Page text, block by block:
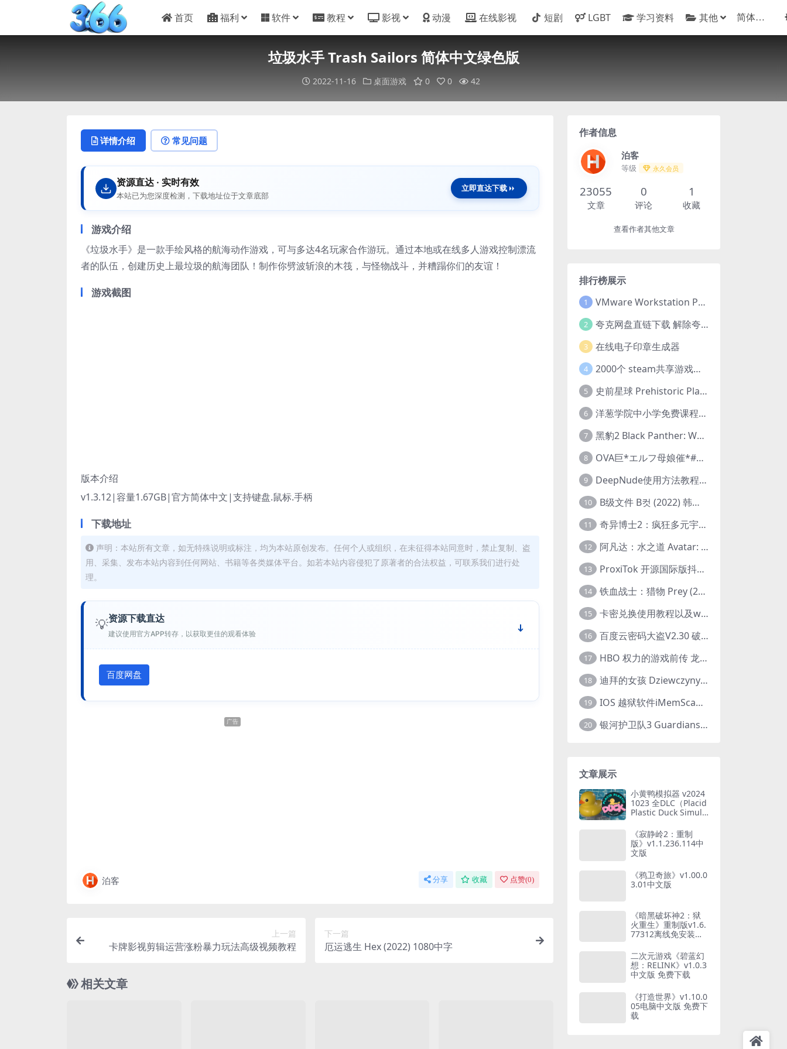
首页 福利 软件 教程 影视 动漫 在线影视 短剧 LGBT 学习资料 其他
垃圾水手 Trash Sailors 简体中文绿色版
2022-11-16 桌面游戏 0 0 42
详情介绍 常见问题
资源直达 · 实时有效
本站已为您深度检测，下载地址位于文章底部
立即直达下载
游戏介绍
《垃圾水手》是一款手绘风格的航海动作游戏，可与多达4名玩家合作游玩。通过本地或在线多人游戏控制漂流
者的队伍，创建历史上最垃圾的航海团队！制作你劈波斩浪的木筏，与怪物战斗，并糟蹋你们的友谊！
游戏截图
版本介绍
v1.3.12|容量1.67GB|官方简体中文|支持键盘.鼠标.手柄
下载地址
声明：本站所有文章，如无特殊说明或标注，均为本站原创发布。任何个人或组织，在未征得本站同意时，禁止复制、盗
用、采集、发布本站内容到任何网站、书籍等各类媒体平台。如若本站内容侵犯了原著者的合法权益，可联系我们进行处
理。
💡资源下载直达
建议使用官方APP转存，以获取更佳的观看体验
百度网盘
广告
泊客 分享 收藏 点赞(0)
上一篇
卡牌影视剪辑运营涨粉暴力玩法高级视频教程
下一篇
厄运逃生 Hex (2022) 1080中字
相关文章
作者信息
泊客
等级 永久会员
23055
文章
0
评论
1
收藏
查看作者其他文章
排行榜展示
1 VMware Workstation Pro 16 永久激活密钥(序列号)
2 夸克网盘直链下载 解除夸克网盘下载限制 油猴脚本
3 在线电子印章生成器
4 2000个 steam共享游戏账号 离线steam账号分享
5 史前星球 Prehistoric Planet (2022) 中字 1080p 高清 阿里云盘 2022.5.27已更新全集
6 洋葱学院中小学免费课程集合 云盘下载
7 黑豹2 Black Panther: Wakanda Forever (2022) 高清版
8 OVA巨*エルフ母娘催*#1エルフの国を蹂*する男。汚された女王と姫
9 DeepNude使用方法教程FAQ
10 B级文件 B컷 (2022) 韩国大尺度剧情电影 1080P 中字
11 奇异博士2：疯狂多元宇宙 Doctor Strange in the Multiverse of Madness (2022) 高清版1080p
12 阿凡达：水之道 Avatar: The Way of Water (2022) 1080p 2k 4k 中文字幕
13 ProxiTok 开源国际版抖音TikTok网页版 国内网络直连
14 铁血战士：猎物 Prey (2022) 中英字幕 1080P
15 卡密兑换使用教程以及windows使用教程
16 百度云密码大盗V2.30 破解分享链接提取码
17 HBO 权力的游戏前传 龙之家族 House of the Dragon (2022) 中字 1080P 更新4集
18 迪拜的女孩 Dziewczyny z Dubaju (2021) 1080P 中字
19 IOS 越狱软件iMemScan version1.2.6 游戏内存修改器
20 银河护卫队3 Guardians of the Galaxy Vol. 3 (2023)4K高清资源1080p只分享精品
文章展示
小黄鸭模拟器 v2024
1023 全DLC（Placid
Plastic Duck Simula
【1.2 GB】
《寂静岭2：重制
版》v1.1.236.114中
文版
《鸦卫奇旅》v1.00.0
3.01中文版
《暗黑破坏神2：狱
火重生》重制版v1.6.
77312离线免安装绿
二次元游戏《碧蓝幻
想：RELINK》v1.0.3
中文版 免费下载
《打造世界》v1.10.0
05电脑中文版 免费下
载